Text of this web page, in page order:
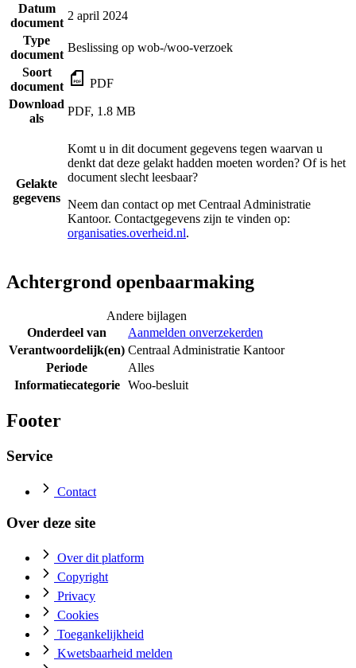
Datum
document
2 april 2024
Type
document
Beslissing op wob-/woo-verzoek
Soort
document
PDF
Download
als
PDF, 1.8 MB
Gelakte
gegevens
Komt u in dit document gegevens tegen waarvan u
denkt dat deze gelakt hadden moeten worden? Of is het
document slecht leesbaar?
Neem dan contact op met Centraal Administratie
Kantoor. Contactgegevens zijn te vinden op:
organisaties.overheid.nl.
Achtergrond openbaarmaking
Andere bijlagen
Onderdeel van
Aanmelden onverzekerden
Verantwoordelijk(en) Centraal Administratie Kantoor
Periode
Alles
Informatiecategorie
Woo-besluit
Footer
Service
Contact
Over deze site
Over dit platform
Copyright
Privacy
Cookies
Toegankelijkheid
Kwetsbaarheid melden